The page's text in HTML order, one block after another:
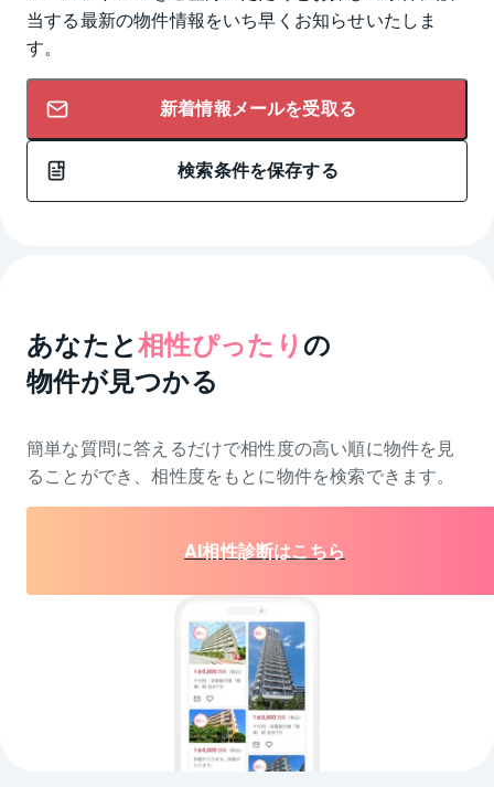
当する最新の物件情報をいち早くお知らせいたしま
す。
新着情報メールを受取る
検索条件を保存する
あなたと相性ぴったり の
物件が見つかる
簡単な質問に答えるだけで相性度の高い順に物件を 見
ることができ、相性度をもとに物件を検索できます。
AI相性診断はこちら